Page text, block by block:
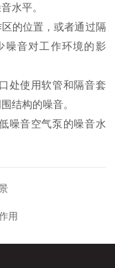
水平。
的位置，或者通过隔
噪音对工作环境的影
处使用软管和隔音套
结构的噪音。
噪音空气泵的噪音水
用